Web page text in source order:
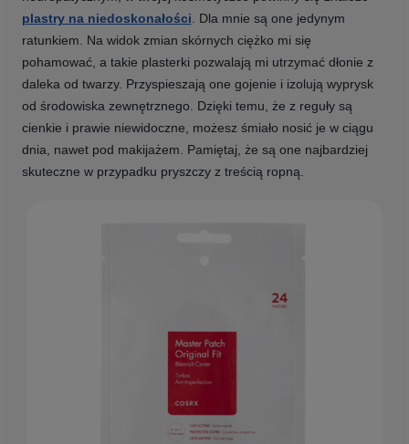
plastry na niedoskonałości. Dla mnie są one jedynym
ratunkiem. Na widok zmian skórnych ciężko mi się
pohamować, a takie plasterki pozwalają mi utrzymać dłonie z
daleka od twarzy. Przyspieszają one gojenie i izolują wyprysk
od środowiska zewnętrznego. Dzięki temu, że z reguły są
cienkie i prawie niewidoczne, możesz śmiało nosić je w ciągu
dnia, nawet pod makijażem. Pamiętaj, że są one najbardziej
skuteczne w przypadku pryszczy z treścią ropną.